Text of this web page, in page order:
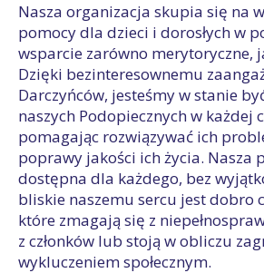
Nasza organizacja skupia się na
pomocy dla dzieci i dorosłych w
wsparcie zarówno merytoryczne,
Dzięki bezinteresownemu
Darczyńców, jesteśmy w stanie
naszych Podopiecznych w każdej
pomagając rozwiązywać ich
poprawy jakości ich życia. Nasza
dostępna dla każdego, bez
bliskie naszemu sercu jest dobro
które zmagają się z
z członków lub stoją w obliczu
wykluczeniem społecznym.